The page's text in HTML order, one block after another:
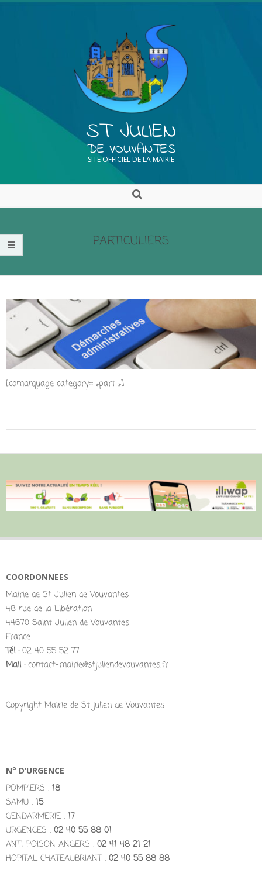
ST JULIEN
DE VOUVANTES
SITE OFFICIEL DE LA MAIRIE
PARTICULIERS
[comarquage category= »part »]
COORDONNEES
Mairie de St Julien de Vouvantes
48 rue de la Libération
44670 Saint Julien de Vouvantes
France
Tél :02 40 55 52 77
Mail :contact-mairie@stjuliendevouvantes.fr
Copyright Mairie de St julien de Vouvantes
N° D’URGENCE
POMPIERS : 18
SAMU : 15
GENDARMERIE : 17
URGENCES : 02 40 55 88 01
ANTI-POISON ANGERS : 02 41 48 21 21
HOPITAL CHATEAUBRIANT : 02 40 55 88 88